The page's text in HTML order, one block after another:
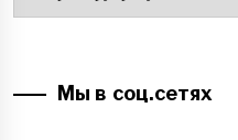
Мы в соц.сетях